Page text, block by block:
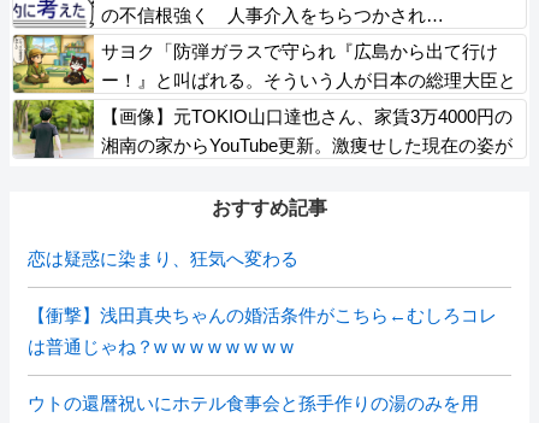
の不信根強く 人事介入をちらつかされ…
サヨク「防弾ガラスで守られ『広島から出て行け
ー！』と叫ばれる。そういう人が日本の総理大臣と
いうこと」→「どこに民意と書きました？」「勝手
にレッテル貼り付けないで」逆ギレ
【画像】元TOKIO山口達也さん、家賃3万4000円の
湘南の家からYouTube更新。激痩せした現在の姿が
おすすめ記事
恋は疑惑に染まり、狂気へ変わる
【衝撃】浅田真央ちゃんの婚活条件がこちら←むしろコレ
は普通じゃね？w w w w w w w w
ウトの還暦祝いにホテル食事会と孫手作りの湯のみを用